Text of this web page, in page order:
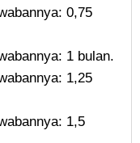
0,75
1 bulan.
1,25
1,5